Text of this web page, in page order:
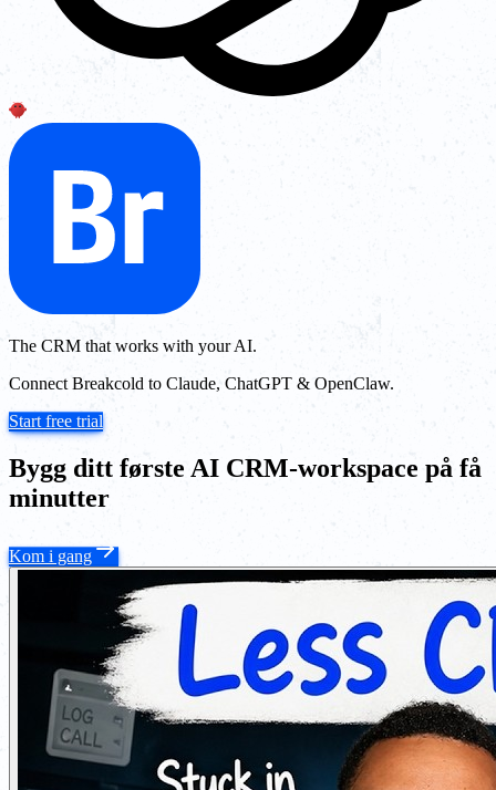
The CRM that works with your AI.
Connect Breakcold to Claude, ChatGPT & OpenClaw.
Start free trial
Bygg ditt første AI CRM-workspace på få
minutter
Kom i gang